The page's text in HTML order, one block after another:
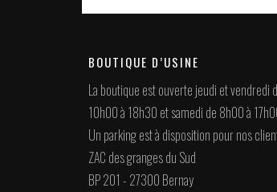
BOUTIQUE D’USINE
La boutique est ouverte jeudi et vendredi
10h00 à 18h30 et samedi de 8h00 à
Un parking est à disposition pour nos
ZAC des granges du Sud
BP 201 - 27300 Bernay